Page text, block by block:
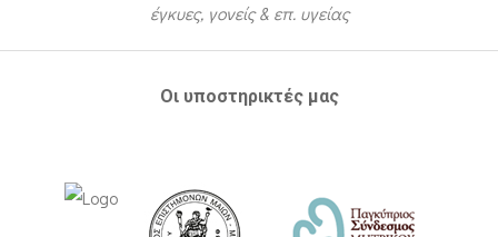
έγκυες, γονείς & επ. υγείας
Οι υποστηρικτές μας